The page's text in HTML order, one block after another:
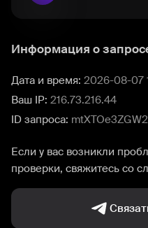
Информация о
Дата и время: 2026-08-07
Ваш IP: 216.73.216.44
ID запроса:
Если у вас возникли
проверки, свяжитесь со